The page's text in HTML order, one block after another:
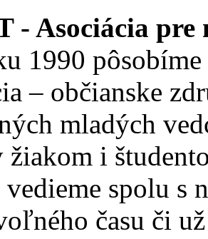
- Asociácia pre
1990
– občianske
mladých
žiakom i
spolu s
času či